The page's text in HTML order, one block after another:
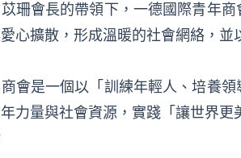
珊會長的帶領下，一德國際青年
心擴散，形成溫暖的社會網絡，
會是一個以「訓練年輕人、培養
力量與社會資源，實踐「讓世界更